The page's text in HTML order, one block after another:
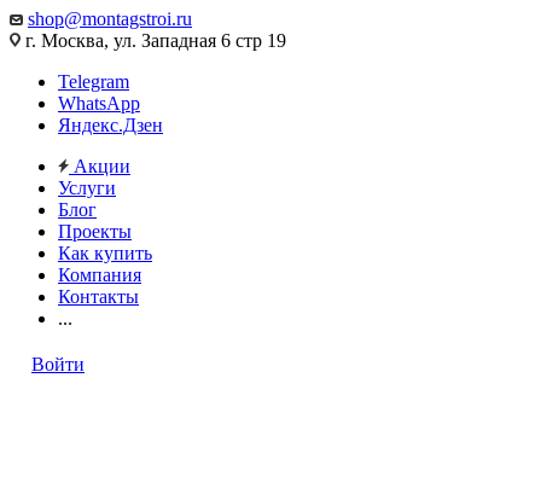
shop@montagstroi.ru
г. Москва, ул. Западная 6 стр 19
Telegram
WhatsApp
Яндекс.Дзен
Акции
Услуги
Блог
Проекты
Как купить
Компания
Контакты
...
Войти